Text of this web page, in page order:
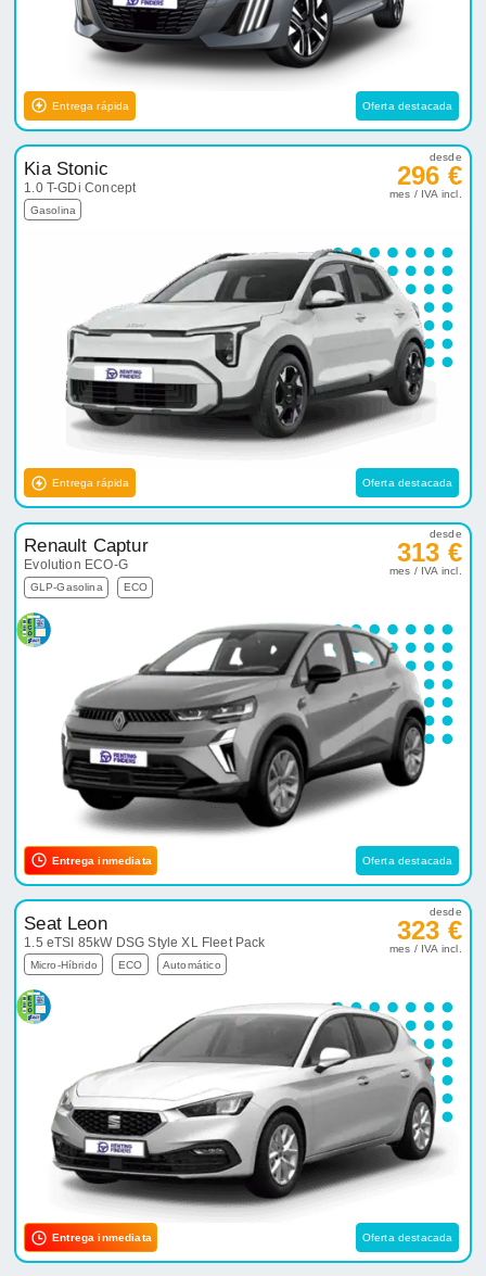
Entrega rápida Oferta destacada
Kia Stonic
1.0 T-GDi Concept
Gasolina
desde
296 €
mes / IVA incl.
Entrega rápida Oferta destacada
Renault Captur
Evolution ECO-G
GLP-Gasolina ECO
desde
313 €
mes / IVA incl.
Entrega inmediata Oferta destacada
Seat Leon
1.5 eTSI 85kW DSG Style XL Fleet Pack
Micro-Híbrido ECO Automático
desde
323 €
mes / IVA incl.
Entrega inmediata Oferta destacada